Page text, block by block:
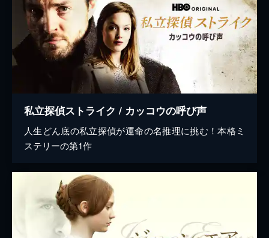
私立探偵ストライク / カッコウの呼び声
人生どん底の私立探偵が運命の名推理に挑む！本格ミ
ステリーの第1作